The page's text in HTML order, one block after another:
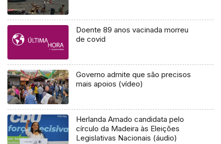
Doente 89 anos vacinada morreu
de covid
Governo admite que são precisos
mais apoios (vídeo)
Herlanda Amado candidata pelo
círculo da Madeira às Eleições
Legislativas Nacionais (áudio)